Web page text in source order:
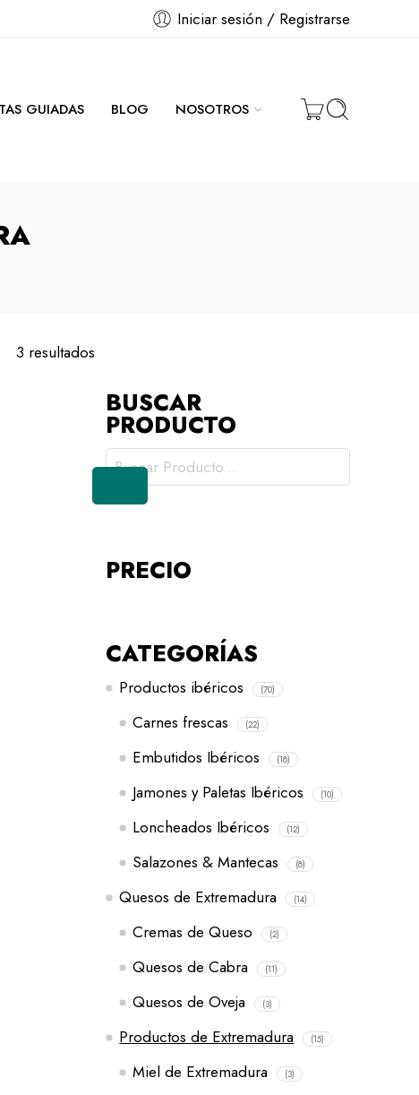
Iniciar sesión / Registrarse
GUIADAS BLOG NOSOTROS
3 resultados
BUSCAR
PRODUCTO
PRECIO
CATEGORÍAS
Productos ibéricos (70)
Carnes frescas (22)
Embutidos Ibéricos (18)
Jamones y Paletas Ibéricos (10)
Loncheados Ibéricos (12)
Salazones & Mantecas (8)
Quesos de Extremadura (14)
Cremas de Queso (2)
Quesos de Cabra (11)
Quesos de Oveja (3)
Productos de Extremadura (15)
Miel de Extremadura (3)